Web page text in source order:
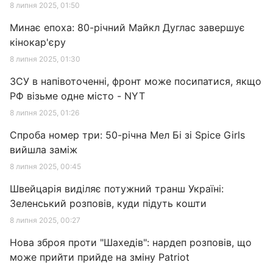
8 липня 2025, 01:50
Минає епоха: 80-річний Майкл Дуглас завершує
кінокар'єру
8 липня 2025, 01:30
ЗСУ в напівоточенні, фронт може посипатися, якщо
РФ візьме одне місто - NYT
8 липня 2025, 01:26
Спроба номер три: 50-річна Мел Бі зі Spice Girls
вийшла заміж
8 липня 2025, 00:45
Швейцарія виділяє потужний транш Україні:
Зеленський розповів, куди підуть кошти
8 липня 2025, 00:27
Нова зброя проти "Шахедів": нардеп розповів, що
може прийти прийде на зміну Patriot